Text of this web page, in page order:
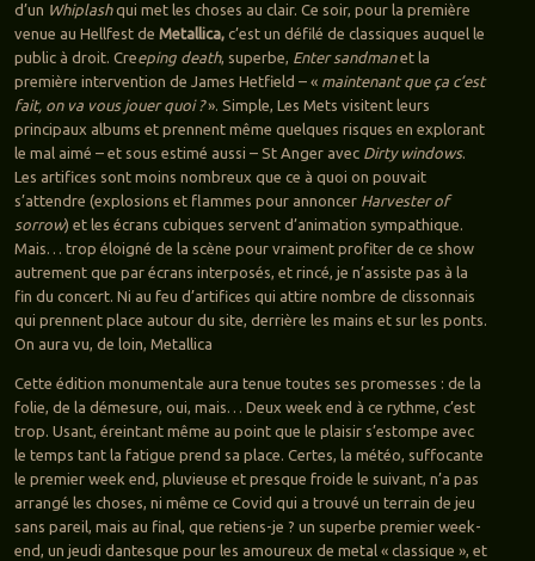
d’un Whiplashqui met les choses au clair. Ce soir, pour la première
venue au Hellfest de Metallica,c’est un défilé de classiques auquel le
public à droit. Creeping death, superbe, Enter sandmanet la
première intervention de James Hetfield – « maintenant que ça c’est
fait, on va vous jouer quoi ?». Simple, Les Mets visitent leurs
principaux albums et prennent même quelques risques en explorant
le mal aimé – et sous estimé aussi – St Anger avec Dirty windows.
Les artifices sont moins nombreux que ce à quoi on pouvait
s’attendre (explosions et flammes pour annoncer Harvester of
sorrow) et les écrans cubiques servent d’animation sympathique.
Mais… trop éloigné de la scène pour vraiment profiter de ce show
autrement que par écrans interposés, et rincé, je n’assiste pas à la
fin du concert. Ni au feu d’artifices qui attire nombre de clissonnais
qui prennent place autour du site, derrière les mains et sur les ponts.
On aura vu, de loin, Metallica
Cette édition monumentale aura tenue toutes ses promesses : de la
folie, de la démesure, oui, mais… Deux week end à ce rythme, c’est
trop. Usant, éreintant même au point que le plaisir s’estompe avec
le temps tant la fatigue prend sa place. Certes, la météo, suffocante
le premier week end, pluvieuse et presque froide le suivant, n’a pas
arrangé les choses, ni même ce Covid qui a trouvé un terrain de jeu
sans pareil, mais au final, que retiens-je ? un superbe premier week-
end, un jeudi dantesque pour les amoureux de metal « classique », et